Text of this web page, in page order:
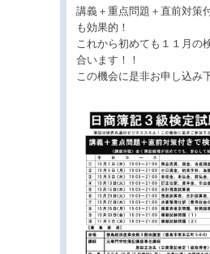
講義＋重点問題＋直前対策
も効果的！
これから初めても１１月の
合います！！
この機会に是非お申し込み